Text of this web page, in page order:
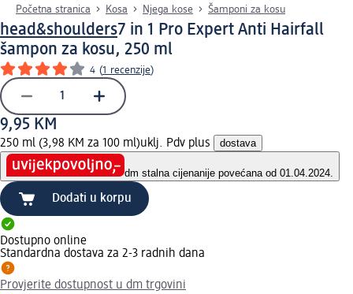
Početna stranica Kosa Njega kose Šamponi za kosu
head&shoulders7 in 1 Pro Expert Anti Hairfall
šampon za kosu, 250 ml
4 (1 recenzije)
9,95 KM
250 ml (3,98 KM za 100 ml)uklj. Pdv plus dostava
dm stalna cijenanije povećana od 01.04.2024.
Dodati u korpu
Dostupno online
Standardna dostava za 2-3 radnih dana
Provjerite dostupnost u dm trgovini